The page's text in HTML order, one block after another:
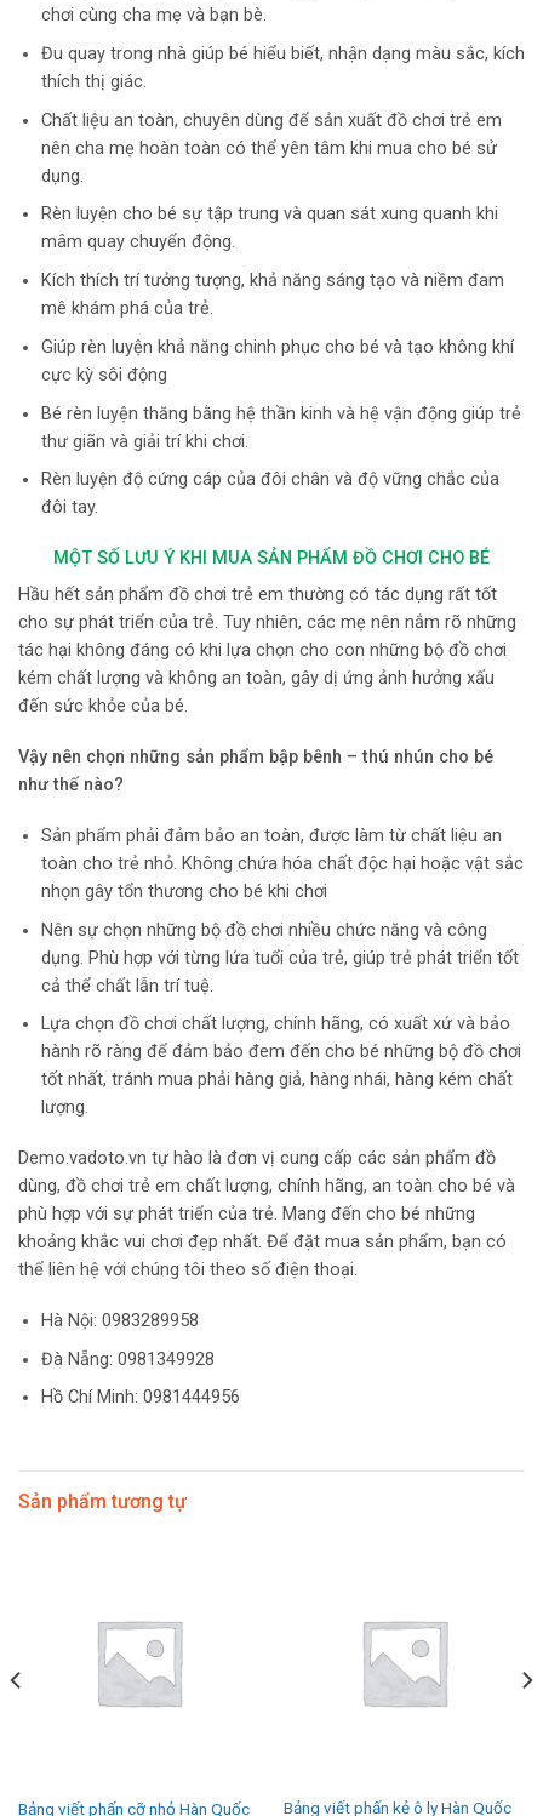
chơi cùng cha mẹ và bạn bè.
Đu quay trong nhà giúp bé hiểu biết, nhận dạng màu sắc, kích
thích thị giác.
Chất liệu an toàn, chuyên dùng để sản xuất đồ chơi trẻ em
nên cha mẹ hoàn toàn có thể yên tâm khi mua cho bé sử
dụng.
Rèn luyện cho bé sự tập trung và quan sát xung quanh khi
mâm quay chuyển động.
Kích thích trí tưởng tượng, khả năng sáng tạo và niềm đam
mê khám phá của trẻ.
Giúp rèn luyện khả năng chinh phục cho bé và tạo không khí
cực kỳ sôi động
Bé rèn luyện thăng bằng hệ thần kinh và hệ vận động giúp trẻ
thư giãn và giải trí khi chơi.
Rèn luyện độ cứng cáp của đôi chân và độ vững chắc của
đôi tay.
MỘT SỐ LƯU Ý KHI MUA SẢN PHẨM ĐỒ CHƠI CHO BÉ
Hầu hết sản phẩm đồ chơi trẻ em thường có tác dụng rất tốt
cho sự phát triển của trẻ. Tuy nhiên, các mẹ nên nắm rõ những
tác hại không đáng có khi lựa chọn cho con những bộ đồ chơi
kém chất lượng và không an toàn, gây dị ứng ảnh hưởng xấu
đến sức khỏe của bé.
Vậy nên chọn những sản phẩm bập bênh – thú nhún cho bé
như thế nào?
Sản phẩm phải đảm bảo an toàn, được làm từ chất liệu an
toàn cho trẻ nhỏ. Không chứa hóa chất độc hại hoặc vật sắc
nhọn gây tổn thương cho bé khi chơi
Nên sự chọn những bộ đồ chơi nhiều chức năng và công
dụng. Phù hợp với từng lứa tuổi của trẻ, giúp trẻ phát triển tốt
cả thể chất lẫn trí tuệ.
Lựa chọn đồ chơi chất lượng, chính hãng, có xuất xứ và bảo
hành rõ ràng để đảm bảo đem đến cho bé những bộ đồ chơi
tốt nhất, tránh mua phải hàng giả, hàng nhái, hàng kém chất
lượng.
Demo.vadoto.vn tự hào là đơn vị cung cấp các sản phẩm đồ
dùng, đồ chơi trẻ em chất lượng, chính hãng, an toàn cho bé và
phù hợp với sự phát triển của trẻ. Mang đến cho bé những
khoảng khắc vui chơi đẹp nhất. Để đặt mua sản phẩm, bạn có
thể liên hệ với chúng tôi theo số điện thoại.
Hà Nội: 0983289958
Đà Nẵng: 0981349928
Hồ Chí Minh: 0981444956
Sản phẩm tương tự
Bảng viết phấn cỡ nhỏ Hàn Quốc Bảng viết phấn kẻ ô ly Hàn Quốc